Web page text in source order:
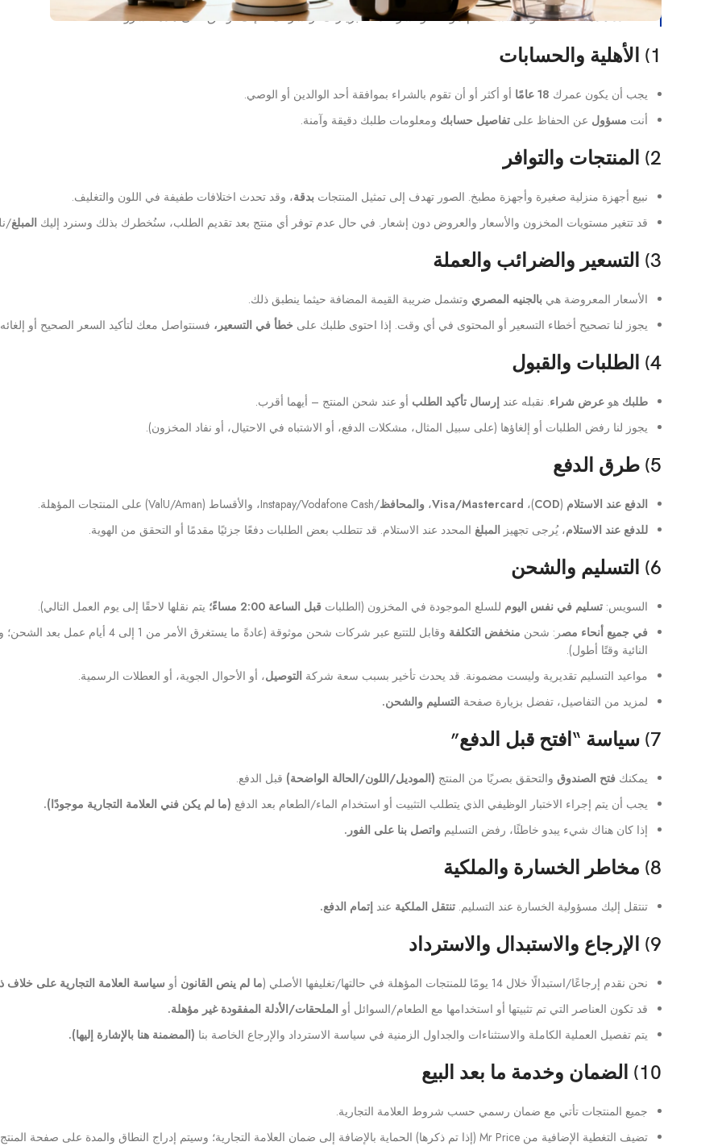
تحدد هذه الصفحة قواعد استخدام موقعنا والشراء منه. بزيارتك أو شرائك، فإنك توافق على هذه الشروط.
1) الأهلية والحسابات
يجب أن يكون عمرك 18 عامًا
أو أكثر أو أن تقوم بالشراء بموافقة أحد الوالدين أو الوصي.
أنت مسؤول عن الحفاظ على تفاصيل حسابك ومعلومات طلبك دقيقة وآمنة.
2) المنتجات والتوافر
نبيع أجهزة منزلية صغيرة وأجهزة مطبخ. الصور تهدف إلى تمثيل المنتجات بدقة، وقد تحدث اختلافات طفيفة في اللون والتغليف.
قد تتغير مستويات المخزون والأسعار والعروض دون إشعار. في حال عدم توفر أي منتج بعد تقديم الطلب، سنُخطرك بذلك وسنرد إليك المبلغ/
3) التسعير والضرائب والعملة
الأسعار المعروضة هي بالجنيه المصري وتشمل ضريبة القيمة المضافة حيثما ينطبق ذلك.
يجوز لنا تصحيح أخطاء التسعير أو المحتوى في أي وقت. إذا احتوى طلبك على خطأ في التسعير، فسنتواصل معك لتأكيد السعر الصحيح أو إلغائه
4) الطلبات والقبول
طلبك هو عرض شراء. نقبله عند إرسال تأكيد الطلب أو عند شحن المنتج – أيهما أقرب.
يجوز لنا رفض الطلبات أو إلغاؤها (على سبيل المثال، مشكلات الدفع، أو الاشتباه في الاحتيال، أو نفاد المخزون).
5) طرق الدفع
الدفع عند الاستلام (
COD)، Visa/Mastercard، والمحافظ/Instapay/Vodafone Cash، والأقساط (ValU/Aman) على المنتجات المؤهلة.
للدفع عند الاستلام، يُرجى تجهيز المبلغ المحدد عند الاستلام. قد تتطلب بعض الطلبات دفعًا جزئيًا مقدمًا أو التحقق من الهوية.
6) التسليم والشحن
السويس: تسليم في نفس اليوم للسلع الموجودة في المخزون (الطلبات قبل الساعة 2:00 مساءً؛
يتم نقلها لاحقًا إلى يوم العمل التالي).
في جميع أنحاء مصر: شحن منخفض التكلفة
وقابل للتتبع عبر شركات شحن موثوقة (عادةً ما يستغرق
النائية وقتًا أطول).
مواعيد التسليم تقديرية وليست مضمونة. قد يحدث تأخير بسبب سعة شركة التوصيل، أو الأحوال الجوية، أو العطلات الرسمية.
لمزيد من التفاصيل، تفضل بزيارة صفحة التسليم والشحن.
7) سياسة “افتح قبل الدفع”
يمكنك فتح الصندوق والتحقق بصريًا من المنتج (الموديل/اللون/الحالة الواضحة) قبل الدفع.
يجب أن يتم إجراء الاختبار الوظيفي الذي يتطلب التثبيت أو استخدام الماء/الطعام بعد الدفع (ما لم يكن فني العلامة التجارية موجودًا).
إذا كان هناك شيء يبدو خاطئًا، رفض التسليم واتصل بنا على الفور.
8) مخاطر الخسارة والملكية
تنتقل إليك مسؤولية الخسارة عند التسليم. تنتقل الملكية عند إتمام الدفع.
9) الإرجاع والاستبدال والاسترداد
نحن نقدم إرجاعًا/استبدالًا خلال 14 يومًا للمنتجات المؤهلة في حالتها/تغليفها الأصلي ( ما لم ينص القانون أو سياسة العلامة التجارية على خلاف
قد تكون العناصر التي تم تثبيتها أو استخدامها مع الطعام/السوائل أو الملحقات/الأدلة المفقودة غير مؤهلة.
يتم تفصيل العملية الكاملة والاستثناءات والجداول الزمنية في سياسة الاسترداد والإرجاع الخاصة بنا (المضمنة هنا بالإشارة إليها).
10) الضمان وخدمة ما بعد البيع
جميع المنتجات تأتي مع ضمان رسمي حسب شروط العلامة التجارية.
تضيف التغطية الإضافية من Mr Price (إذا تم ذكرها) الحماية بالإضافة إلى ضمان العلامة التجارية؛ وسيتم إدراج النطاق والمدة على صفحة المنتج أو الفاتورة.